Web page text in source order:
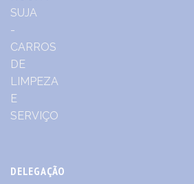
DELEGAÇÃO